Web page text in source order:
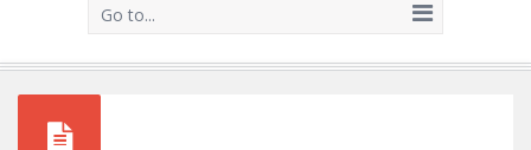
Go to...